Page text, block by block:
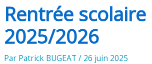
Rentrée scolaire
2025/2026
Par Patrick BUGEAT/ 26 juin 2025